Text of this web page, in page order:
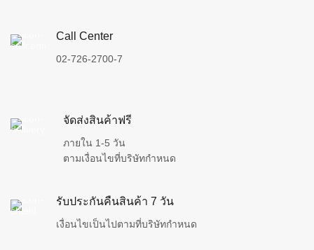
Call Center
02-726-2700-7
จัดส่งสินค้าฟรี
ภายใน 1-5 วัน
ตามเงื่อนไขที่บริษัทกำหนด
รับประกันคืนสินค้า 7 วัน
เงื่อนไขเป็นไปตามที่บริษัทกำหนด